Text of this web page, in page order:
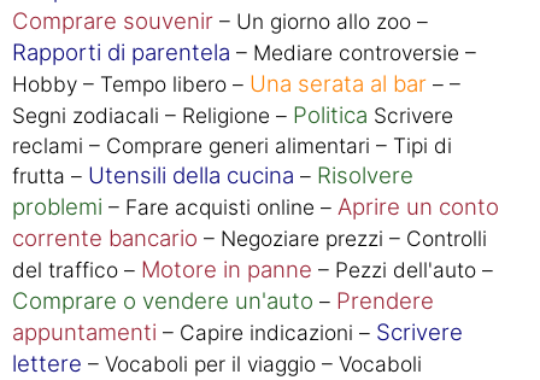
Comprare souvenir – Un giorno allo zoo –
Rapporti di parentela – Mediare controversie –
Hobby – Tempo libero – Una serata al bar – –
Segni zodiacali – Religione – Politica Scrivere
reclami – Comprare generi alimentari – Tipi di
frutta – Utensili della cucina – Risolvere
problemi – Fare acquisti online – Aprire un conto
corrente bancario – Negoziare prezzi – Controlli
del traffico – Motore in panne – Pezzi dell'auto –
Comprare o vendere un'auto – Prendere
appuntamenti – Capire indicazioni – Scrivere
lettere – Vocaboli per il viaggio – Vocaboli